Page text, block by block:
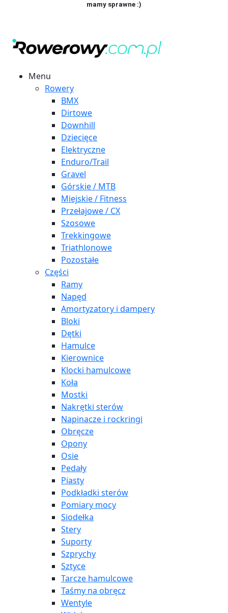
mamy sprawne :)
Menu
Rowery
BMX
Dirtowe
Downhill
Dziecięce
Elektryczne
Enduro/Trail
Gravel
Górskie / MTB
Miejskie / Fitness
Przełajowe / CX
Szosowe
Trekkingowe
Triathlonowe
Pozostałe
Części
Ramy
Napęd
Amortyzatory i dampery
Bloki
Dętki
Hamulce
Kierownice
Klocki hamulcowe
Koła
Mostki
Nakrętki sterów
Napinacze i rockringi
Obręcze
Opony
Osie
Pedały
Piasty
Podkładki sterów
Pomiary mocy
Siodełka
Stery
Suporty
Szprychy
Sztyce
Tarcze hamulcowe
Taśmy na obręcz
Wentyle